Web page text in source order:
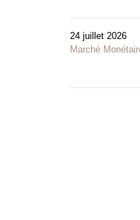
24 juillet 2026
Marché